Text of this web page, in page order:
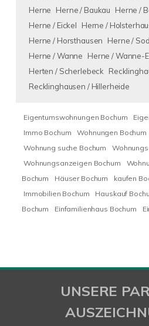
Herne
Herne / Baukau Herne /
Herne / Eickel
Herne /
Herne / Horsthausen
Herne /
Herne / Wanne
Herne / Wanne-
Herten / Scherlebeck
Recklinghausen / Hillerheide
Eigentumswohnungen Bochum
Immo Bochum
Wohnungen Bochum
Wohnung suche Bochum
Wohnungsanzeigen Bochum
Bochum
Häuser Bochum kaufen
Immobilien Bochum
Hauskauf
Bochum
Einfamilienhaus Bochum
UNSERE